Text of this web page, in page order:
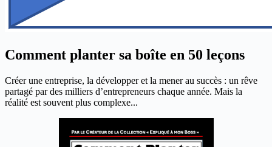
Comment planter sa boîte en 50 leçons
Créer une entreprise, la développer et la mener au succès : un rêve
partagé par des milliers d’entrepreneurs chaque année. Mais la
réalité est souvent plus complexe...